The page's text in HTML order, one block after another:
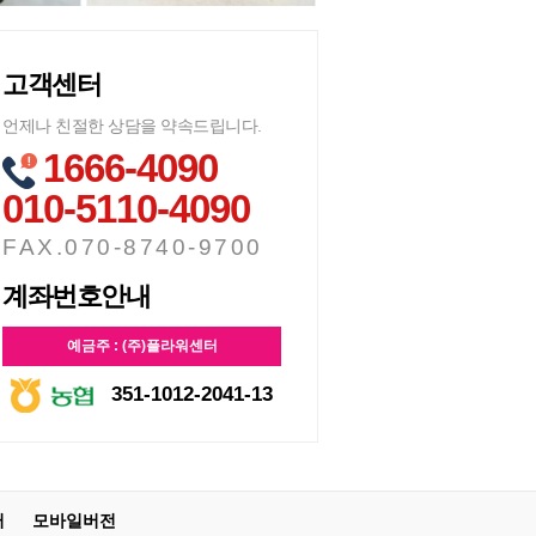
고객센터
언제나 친절한 상담을 약속드립니다.
1666-4090
010-5110-4090
FAX.070-8740-9700
계좌번호안내
예금주 : (주)플라워센터
351-1012-2041-13
모바일버전